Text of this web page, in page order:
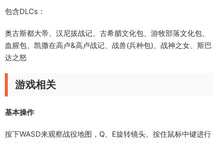
包含DLCs：
奥古斯都大帝、汉尼拔战记、古希腊文化包、游牧部落文化包、
血腥包、凯撒在高卢&高卢战记、战兽(兵种包)、战神之女、斯巴
达之怒
游戏相关
基本操作
按下WASD来观察战役地图，Q、E旋转镜头。按住鼠标中键进行